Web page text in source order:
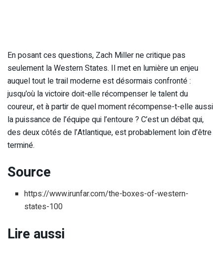
En posant ces questions, Zach Miller ne critique pas
seulement la Western States. Il met en lumière un enjeu
auquel tout le trail moderne est désormais confronté :
jusqu’où la victoire doit-elle récompenser le talent du
coureur, et à partir de quel moment récompense-t-elle aussi
la puissance de l’équipe qui l’entoure ? C’est un débat qui,
des deux côtés de l’Atlantique, est probablement loin d’être
terminé.
Source
https://www.irunfar.com/the-boxes-of-western-
states-100
Lire aussi